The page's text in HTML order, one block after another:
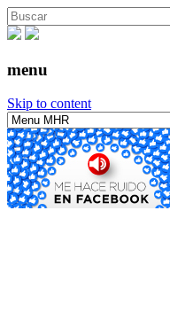
menu
Skip to content